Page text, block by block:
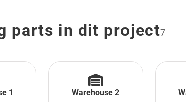
parts in dit project7
1 Warehouse 2